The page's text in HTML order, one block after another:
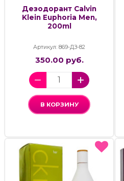
Дезодорант Calvin
Klein Euphoria Men,
200ml
Артикул: 869-ДЗ-82
350.00 руб.
В КОРЗИНУ